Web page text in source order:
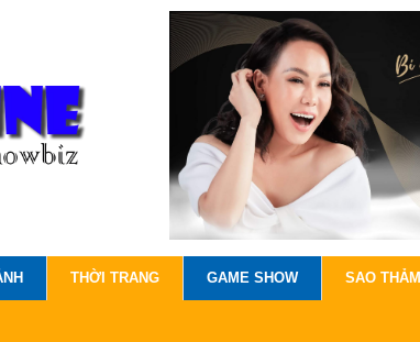
THỜI TRANG GAME SHOW SAO